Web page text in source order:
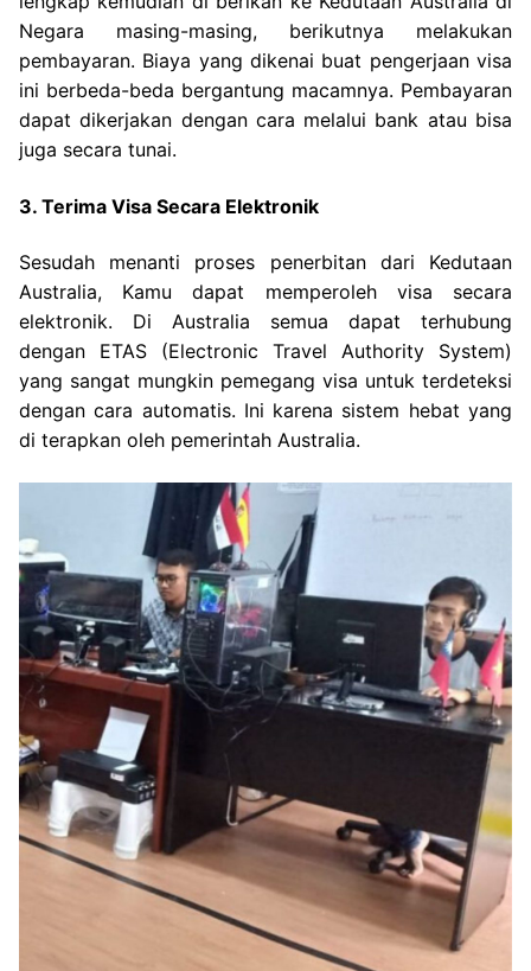
Negara masing-masing, berikutnya melakukan
pembayaran. Biaya yang dikenai buat pengerjaan visa
ini berbeda-beda bergantung macamnya. Pembayaran
dapat dikerjakan dengan cara melalui bank atau bisa
juga secara tunai.
3. Terima Visa Secara Elektronik
Sesudah menanti proses penerbitan dari Kedutaan
Australia, Kamu dapat memperoleh visa secara
elektronik. Di Australia semua dapat terhubung
dengan ETAS (Electronic Travel Authority System)
yang sangat mungkin pemegang visa untuk terdeteksi
dengan cara automatis. Ini karena sistem hebat yang
di terapkan oleh pemerintah Australia.